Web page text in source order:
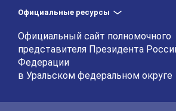
Официальные ресурсы
Официальный сайт полномочного
представителя Президента
Федерации
в Уральском федеральном округе